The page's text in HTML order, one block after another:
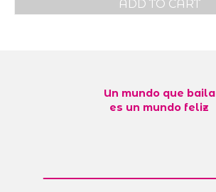
ADD TO CART
Un mundo que baila
es un mundo feliz